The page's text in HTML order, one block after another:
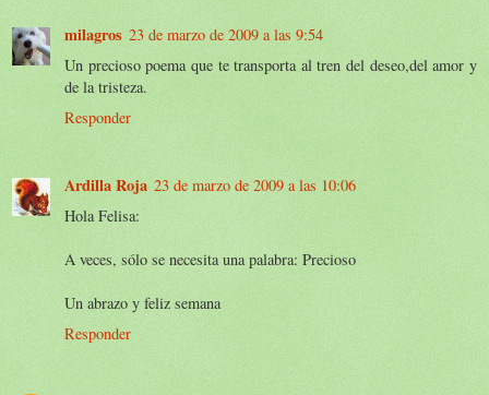
milagros 23 de marzo de 2009 a las 9:54
Un precioso poema que te transporta al tren del deseo,del amor y
de la tristeza.
Responder
Ardilla Roja 23 de marzo de 2009 a las 10:06
Hola Felisa:
A veces, sólo se necesita una palabra: Precioso
Un abrazo y feliz semana
Responder